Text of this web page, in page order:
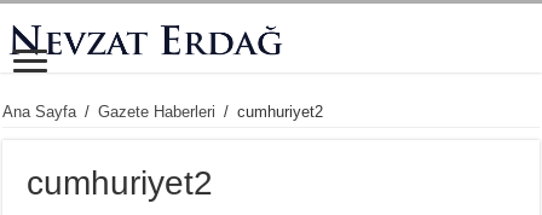
Ana Sayfa / Gazete Haberleri / cumhuriyet2
cumhuriyet2